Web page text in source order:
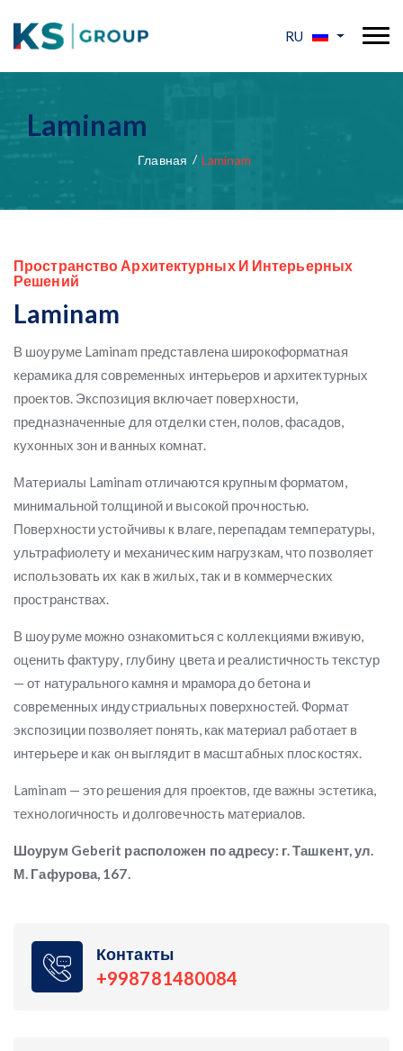
RU
Laminam
Главная Laminam
Пространство Архитектурных И Интерьерных
Решений
Laminam
В шоуруме Laminam представлена широкоформатная
керамика для современных интерьеров и архитектурных
проектов. Экспозиция включает поверхности,
предназначенные для отделки стен, полов, фасадов,
кухонных зон и ванных комнат.
Материалы Laminam отличаются крупным форматом,
минимальной толщиной и высокой прочностью.
Поверхности устойчивы к влаге, перепадам температуры,
ультрафиолету и механическим нагрузкам, что позволяет
использовать их как в жилых, так и в коммерческих
пространствах.
В шоуруме можно ознакомиться с коллекциями вживую,
оценить фактуру, глубину цвета и реалистичность текстур
— от натурального камня и мрамора до бетона и
современных индустриальных поверхностей. Формат
экспозиции позволяет понять, как материал работает в
интерьере и как он выглядит в масштабных плоскостях.
Laminam — это решения для проектов, где важны эстетика,
технологичность и долговечность материалов.
Шоурум Geberit расположен по адресу: г. Ташкент, ул.
М. Гафурова, 167.
Контакты
+998781480084